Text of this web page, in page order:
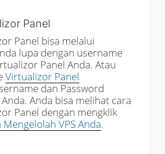
Panel
Panel bisa melalui
lupa dengan username
Panel Anda. Atau
Virtualizor Panel
dan Password
Anda bisa melihat cara
Panel dengan mengklik
Mengelolah VPS Anda.